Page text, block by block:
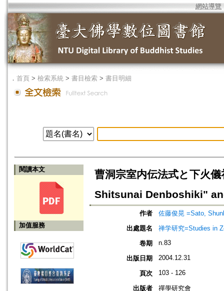
網站導覽
． 首頁 > 檢索系統 > 書目檢索 > 書目明細
閱讀本文
加值服務
曹洞宗室内伝法式と下火
Shitsunai Denboshiki"
作者
佐藤俊晃 =Sato,
出處題名
禅学研究=Studies in
卷期
n.83
出版日期 2004.12.31
頁次 103 - 126
出版者
禪學研究會